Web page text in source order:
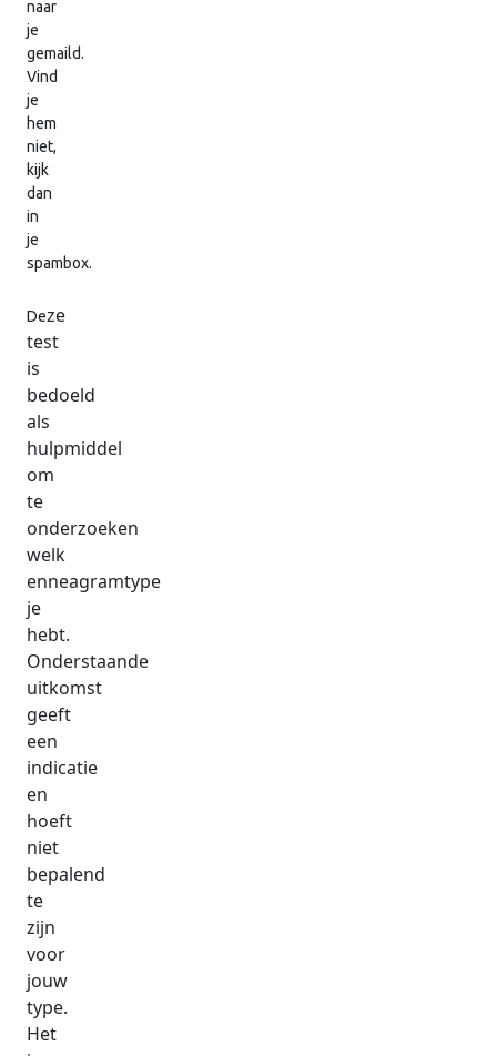
naar
je
gemaild.
Vind
je
hem
niet,
kijk
dan
in
je
spambox.
Deze
test
is
bedoeld
als
hulpmiddel
om
te
onderzoeken
welk
enneagramtype
je
hebt.
Onderstaande
uitkomst
geeft
een
indicatie
en
hoeft
niet
bepalend
te
zijn
voor
jouw
type.
Het